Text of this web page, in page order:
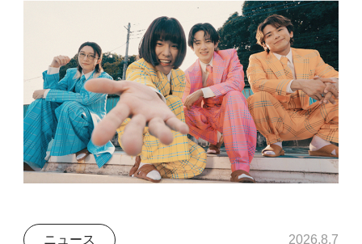
ニュース 2026.8.7